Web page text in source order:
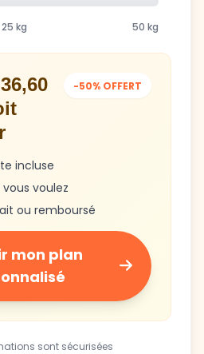
25 kg 50 kg
-50% OFFERT
incluse
voulez
ou remboursé
mon plan
sont sécurisées